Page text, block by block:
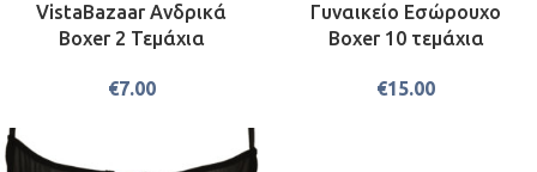
VistaBazaar Ανδρικά
Boxer 2 Τεμάχια
€7.00
Γυναικείο Εσώρουχο
Boxer 10 τεμάχια
€15.00